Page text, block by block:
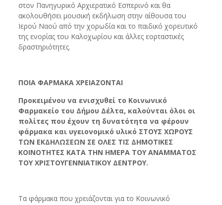
στον Πανηγυρικό Αρχιερατικό Εσπερινό και θα
ακολουθήσει μουσική εκδήλωση στην αίθουσα του
Ιερού Ναού από την χορωδία και το παιδικό χορευτικό
της ενορίας του Καλοχωρίου και άλλες εορταστικές
δραστηριότητες.
ΠΟΙΑ ΦΑΡΜΑΚΑ ΧΡΕΙΑΖΟΝΤΑΙ
Προκειμένου να ενισχυθεί το Κοινωνικό
Φαρμακείο του Δήμου Δέλτα, καλούνται όλοι οι
πολίτες που έχουν τη δυνατότητα να φέρουν
φάρμακα και υγειονομικό υλικό ΣΤΟΥΣ ΧΩΡΟΥΣ
ΤΩΝ ΕΚΔΗΛΩΣΕΩΝ ΣΕ ΟΛΕΣ ΤΙΣ ΔΗΜΟΤΙΚΕΣ
ΚΟΙΝΟΤΗΤΕΣ ΚΑΤΑ ΤΗΝ ΗΜΕΡΑ ΤΟΥ ΑΝΑΜΜΑΤΟΣ
ΤΟΥ ΧΡΙΣΤΟΥΓΕΝΝΙΑΤΙΚΟΥ ΔΕΝΤΡΟΥ.
Τα φάρμακα που χρειάζονται για το Κοινωνικό